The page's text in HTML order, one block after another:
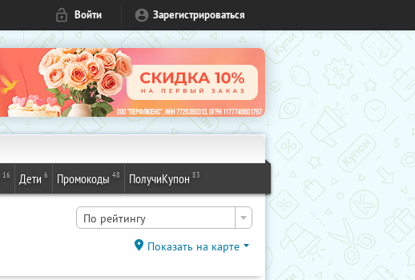
Войти Зарегистрироваться
16 Дети 6 Промокоды 48 ПолучиКупон 83
По рейтингу
Показать на карте